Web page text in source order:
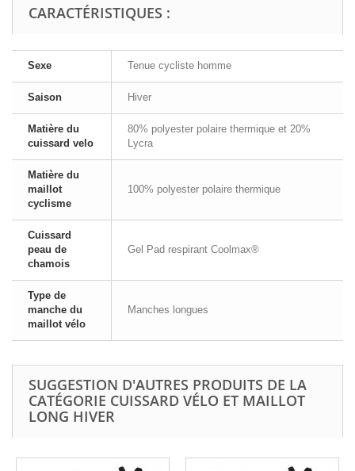
CARACTÉRISTIQUES :
Sexe Tenue cycliste homme
Saison Hiver
Matière du
cuissard velo
80% polyester polaire thermique et 20%
Lycra
Matière du
maillot
cyclisme
100% polyester polaire thermique
Cuissard
peau de
chamois
Gel Pad respirant Coolmax®
Type de
manche du
maillot vélo
Manches longues
SUGGESTION D'AUTRES PRODUITS DE LA
CATÉGORIE CUISSARD VÉLO ET MAILLOT
LONG HIVER